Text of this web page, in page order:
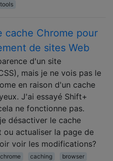
cache Chrome pour
de sites Web
d'un site
mais je ne vois pas le
en raison d'un cache
J'ai essayé Shift+
ne fonctionne pas.
désactiver le cache
ou actualiser la page de
voir les modifications?
caching
browser